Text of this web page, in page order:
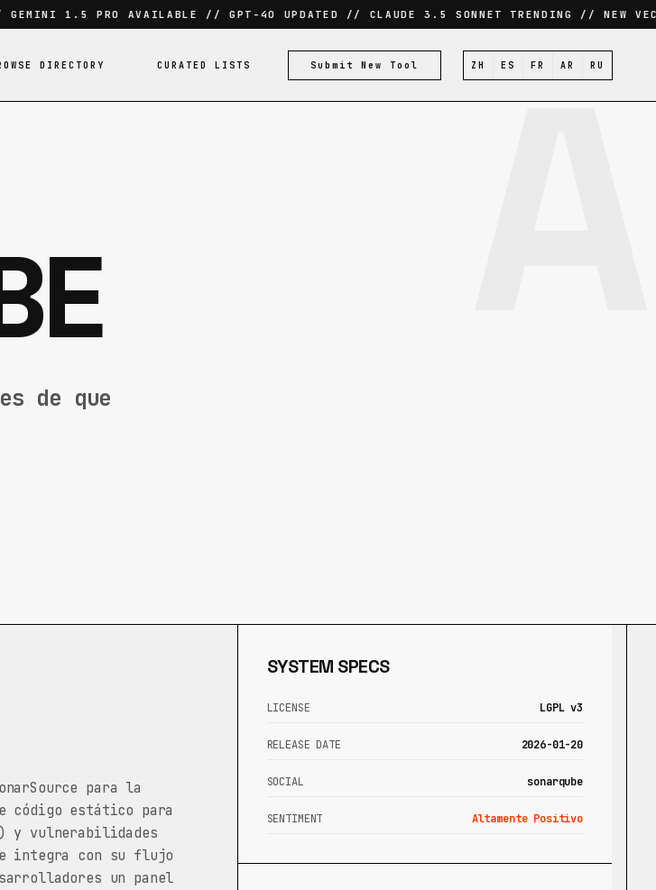
1.5 PRO AVAILABLE // GPT-4O UPDATED // CLAUDE 3.5 SONNET TRENDING // NEW
DIRECTORY CURATED LISTS Submit New Tool ZH ES FR AR RU
de que
para la
código estático para
y vulnerabilidades
integra con su flujo
un panel
SYSTEM SPECS
LICENSE LGPL v3
RELEASE DATE 2026-01-20
SOCIAL sonarqube
SENTIMENT Altamente Positivo